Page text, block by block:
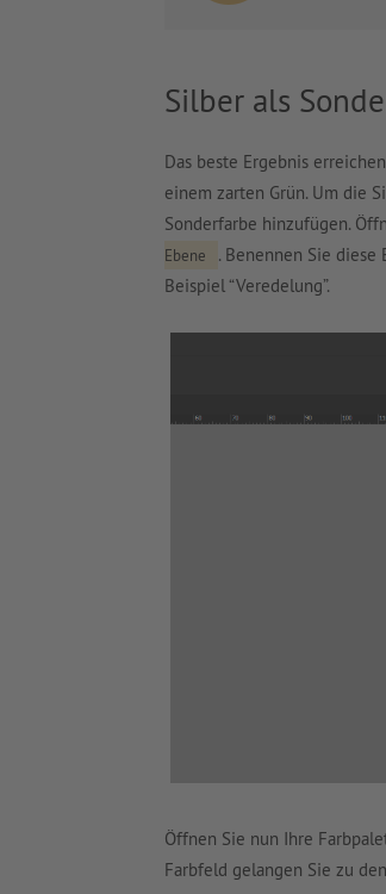
Silber als
Das beste Ergebnis
einem zarten Grün. Um die
Sonderfarbe hinzufügen.
Ebene
. Benennen Sie
Beispiel “Veredelung”.
Öffnen Sie nun Ihre
Farbfeld gelangen Sie zu den